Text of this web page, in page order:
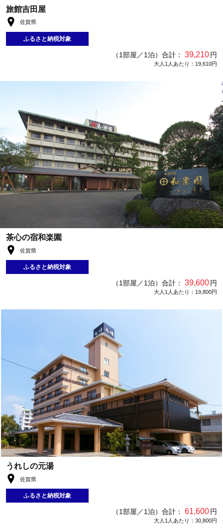
旅館吉田屋
佐賀県
ふるさと納税対象
（1部屋／1泊）合計： 39,210円
大人1人あたり：19,610円
茶心の宿和楽園
佐賀県
ふるさと納税対象
（1部屋／1泊）合計： 39,600円
大人1人あたり：19,800円
うれしの元湯
佐賀県
ふるさと納税対象
（1部屋／1泊）合計： 61,600円
大人1人あたり：30,800円